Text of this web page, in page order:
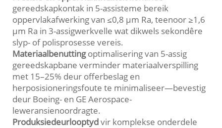
gereedskapkontak in 5-assisteme bereik
oppervlakafwerking van ≤0,8 µm Ra, teenoor ≥1,6
µm Ra in 3-assigwerkvelle wat dikwels sekondêre
slyp- of polisprosesse vereis.
Materiaalbenuttingoptimalisering van 5-assig
gereedskapbane verminder materiaalverspilling
met 15–25% deur offerbeslag en
herposisioneringsfoute te minimaliseer—bevestig
deur Boeing- en GE Aerospace-
leweransienoordragte.
Produksiedeurlooptydvir komplekse onderdele